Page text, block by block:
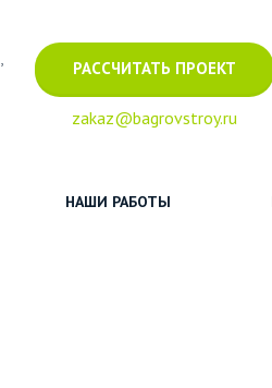
РАССЧИТАТЬ ПРОЕКТ
zakaz@bagrovstroy.ru
НАШИ РАБОТЫ